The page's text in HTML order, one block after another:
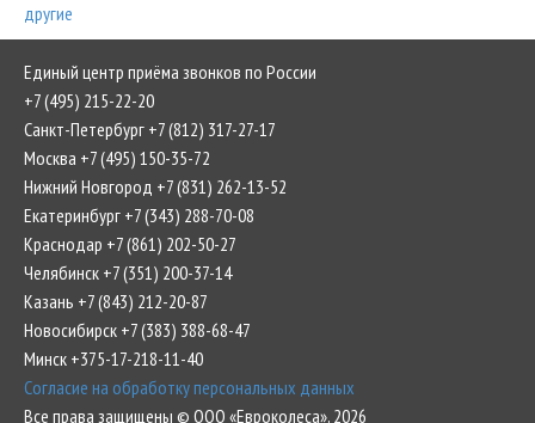
другие
Единый центр приёма звонков по России
+7 (495) 215-22-20
Санкт-Петербург +7 (812) 317-27-17
Москва +7 (495) 150-35-72
Нижний Новгород +7 (831) 262-13-52
Екатеринбург +7 (343) 288-70-08
Краснодар +7 (861) 202-50-27
Челябинск +7 (351) 200-37-14
Казань +7 (843) 212-20-87
Новосибирск +7 (383) 388-68-47
Минск +375-17-218-11-40
Согласие на обработку персональных данных
Все права защищены © ООО «Евроколеса», 2026